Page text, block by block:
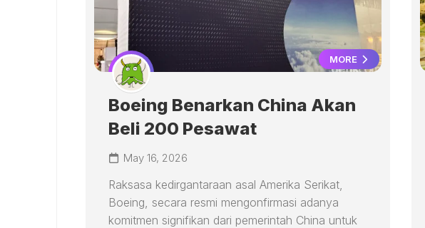
MORE
Boeing Benarkan China Akan
Beli 200 Pesawat
May 16, 2026
Raksasa kedirgantaraan asal Amerika Serikat,
Boeing, secara resmi mengonfirmasi adanya
komitmen signifikan dari pemerintah China untuk